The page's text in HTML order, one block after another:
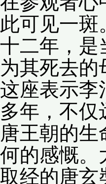
此可见一
二年，
其死去
座表示
年，不
王朝的
的感慨
经的唐